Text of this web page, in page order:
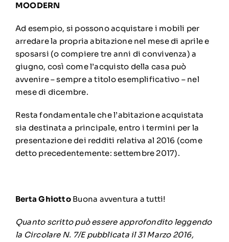
MOODERN
Ad esempio, si possono acquistare i mobili per
arredare la propria abitazione nel mese di aprile e
sposarsi (o compiere tre anni di convivenza) a
giugno, così come l’acquisto della casa può
avvenire – sempre a titolo esemplificativo – nel
mese di dicembre.
Resta fondamentale che l’abitazione acquistata
sia destinata a principale, entro i termini per la
presentazione dei redditi relativa al 2016 (come
detto precedentemente: settembre 2017).
Berta Ghiotto Buona avventura a tutti!
Quanto scritto può essere approfondito leggendo
la Circolare N. 7/Epubblicata il 31 Marzo 2016,